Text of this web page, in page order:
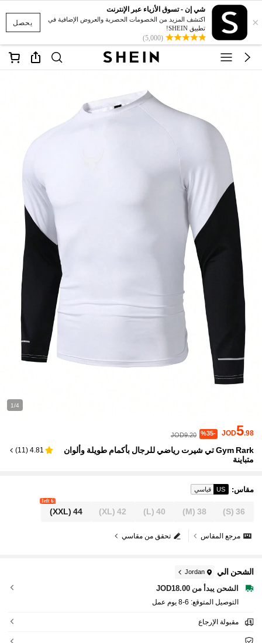
يحصل ×
شي إن - تسوق الأزياء عبر الإنترنت
اكتشف المزيد من الخصومات الحصرية والعروض الإضافية في
تطبيق SHEIN!
(5,000)
1/4
JOD5.98
%35-
JOD9.20
Gym Rark تي شيرت رياضي للرجال بأكمام طويلة وألوان
متباينة
4.81
(
11
)
مقاس:
US قياسي
36
(S)
38
(M)
40
(L)
42
(XL)
44
(XXL)
6 left
تحقق من مقاسي مرجع المقاس
الشحن الي Jordan
الشحن يبدأ من JOD18.00
التوصيل المتوقع: 6-8 يوم عمل
مقبولة الإرجاع